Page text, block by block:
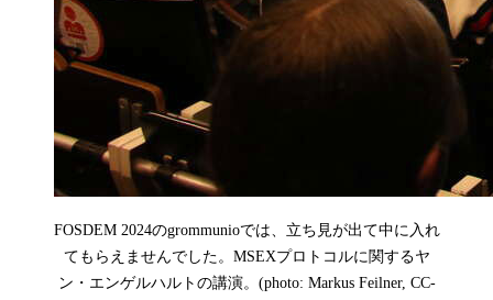
FOSDEM 2024のgrommunioでは、立ち見が出て中に入れ
てもらえませんでした。MSEXプロトコルに関するヤ
ン・エンゲルハルトの講演。(photo: Markus Feilner, CC-